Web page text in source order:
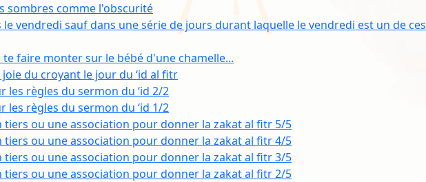
sombres comme l'obscurité
le vendredi sauf dans une série de jours durant laquelle le vendredi est un de ces
te faire monter sur le bébé d'une chamelle...
joie du croyant le jour du ‘id al fitr
les règles du sermon du ‘id 2/2
les règles du sermon du ‘id 1/2
tiers ou une association pour donner la zakat al fitr 5/5
tiers ou une association pour donner la zakat al fitr 4/5
tiers ou une association pour donner la zakat al fitr 3/5
tiers ou une association pour donner la zakat al fitr 2/5